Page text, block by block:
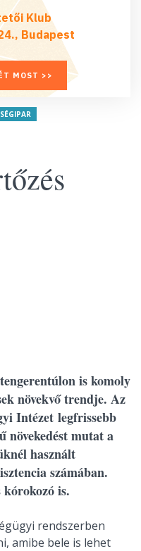
Klub
Budapest
MOST >>
is komoly
növekvő trendje. Az
Intézet legfrissebb
növekedést mutat a
használt
számában.
kórokozó is.
rendszerben
amibe bele is lehet